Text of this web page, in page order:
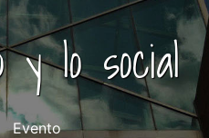
y lo social
Evento